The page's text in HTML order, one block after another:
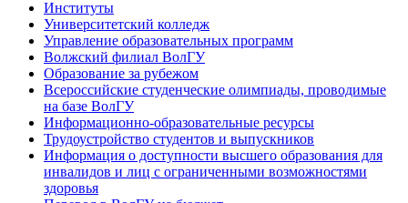
Институты
Университетский колледж
Управление образовательных программ
Волжский филиал ВолГУ
Образование за рубежом
Всероссийские студенческие олимпиады, проводимые
на базе ВолГУ
Информационно-образовательные ресурсы
Трудоустройство студентов и выпускников
Информация о доступности высшего образования для
инвалидов и лиц с ограниченными возможностями
здоровья